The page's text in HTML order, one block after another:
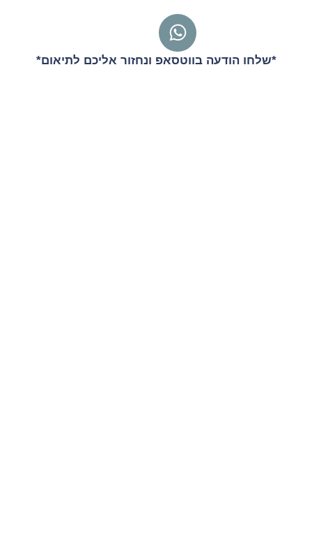
*שלחו הודעה בווטסאפ ונחזור אליכם לתיאום*